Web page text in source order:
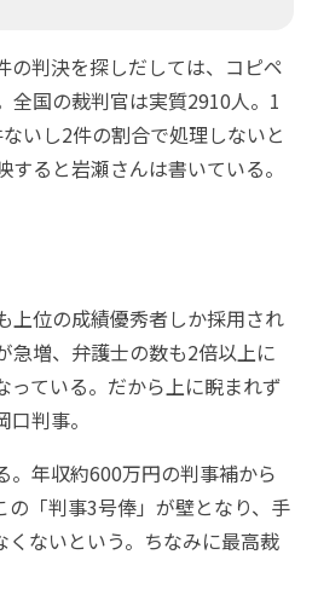
判決を探しだしては、コピペ
全国の裁判官は実質2910人。1
いし2件の割合で処理しないと
ると岩瀬さんは書いている。
上位の成績優秀者しか採用され
急増、弁護士の数も2倍以上に
ている。だから上に睨まれず
判事。
年収約600万円の判事補から
「判事3号俸」が壁となり、手
ないという。ちなみに最高裁